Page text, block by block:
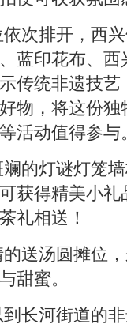
次排开，西
蓝印花布、
传统非遗技艺
物，将这份
活动值得参与
的灯谜灯笼
获得精美小
礼相送！
送汤圆摊位
甜蜜。
长河街道的